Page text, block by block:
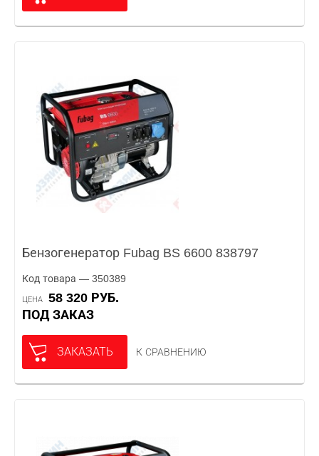
Бензогенератор Fubag BS 6600 838797
Код товара — 350389
ЦЕНА
58 320 РУБ.
ПОД ЗАКАЗ
ЗАКАЗАТЬ К СРАВНЕНИЮ